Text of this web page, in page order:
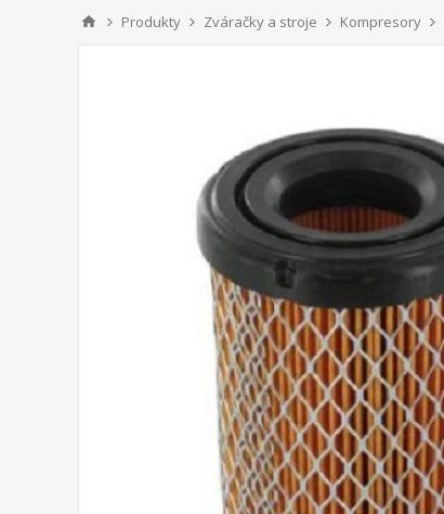
Produkty Zváračky a stroje Kompresory